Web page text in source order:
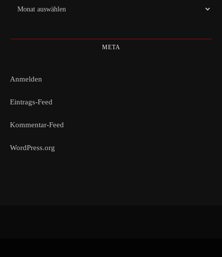
Archiv
META
Anmelden
Eintrags-Feed
Kommentar-Feed
WordPress.org